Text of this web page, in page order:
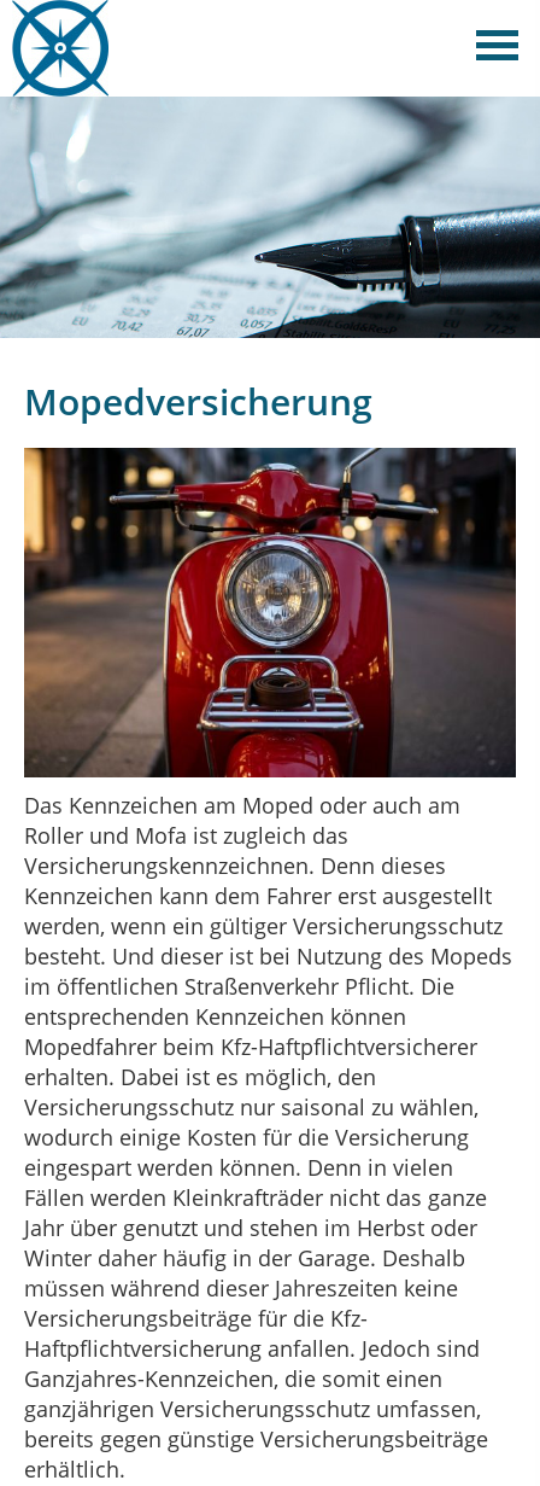
Mopedversicherung
Das Kennzeichen am Moped oder auch am
Roller und Mofa ist zugleich das
Versicherungskennzeichnen. Denn dieses
Kennzeichen kann dem Fahrer erst ausgestellt
werden, wenn ein gültiger Versicherungsschutz
besteht. Und dieser ist bei Nutzung des Mopeds
im öffentlichen Straßenverkehr Pflicht. Die
entsprechenden Kennzeichen können
Mopedfahrer beim Kfz-Haftpflichtversicherer
erhalten. Dabei ist es möglich, den
Versicherungsschutz nur saisonal zu wählen,
wodurch einige Kosten für die Versicherung
eingespart werden können. Denn in vielen
Fällen werden Kleinkrafträder nicht das ganze
Jahr über genutzt und stehen im Herbst oder
Winter daher häufig in der Garage. Deshalb
müssen während dieser Jahreszeiten keine
Versicherungsbeiträge für die Kfz-
Haftpflichtversicherung anfallen. Jedoch sind
Ganzjahres-Kennzeichen, die somit einen
ganzjährigen Versicherungsschutz umfassen,
bereits gegen günstige Versicherungsbeiträge
erhältlich.